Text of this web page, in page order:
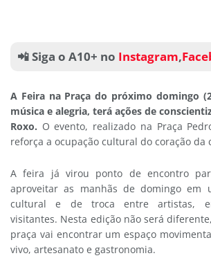
📲 Siga o A10+ no Instagram,
A Feira na Praça do próximo domingo
música e alegria, terá ações de
Roxo. O evento, realizado na Praça
reforça a ocupação cultural do coração da
A feira já virou ponto de encontro
aproveitar as manhãs de domingo em
cultural e de troca entre artistas,
visitantes. Nesta edição não será
praça vai encontrar um espaço
vivo, artesanato e gastronomia.